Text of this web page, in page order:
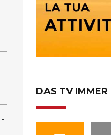
DAS TV IMMER